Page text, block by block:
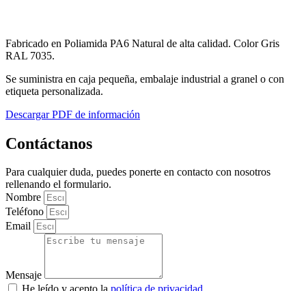
Fabricado en Poliamida PA6 Natural de alta calidad. Color Gris
RAL 7035.
Se suministra en caja pequeña, embalaje industrial a granel o con
etiqueta personalizada.
Descargar PDF de información
Contáctanos
Para cualquier duda, puedes ponerte en contacto con nosotros
rellenando el formulario.
Nombre
Teléfono
Email
Mensaje